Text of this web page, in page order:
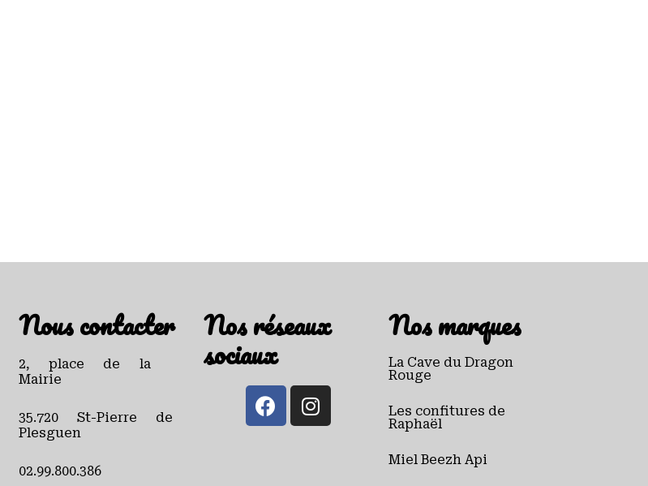
Nous contacter
2, place de la
Mairie
35.720 St-Pierre de
Plesguen
02.99.800.386
Nos réseaux
sociaux
Nos marques
La Cave du Dragon
Rouge
Les confitures de
Raphaël
Miel Beezh Api